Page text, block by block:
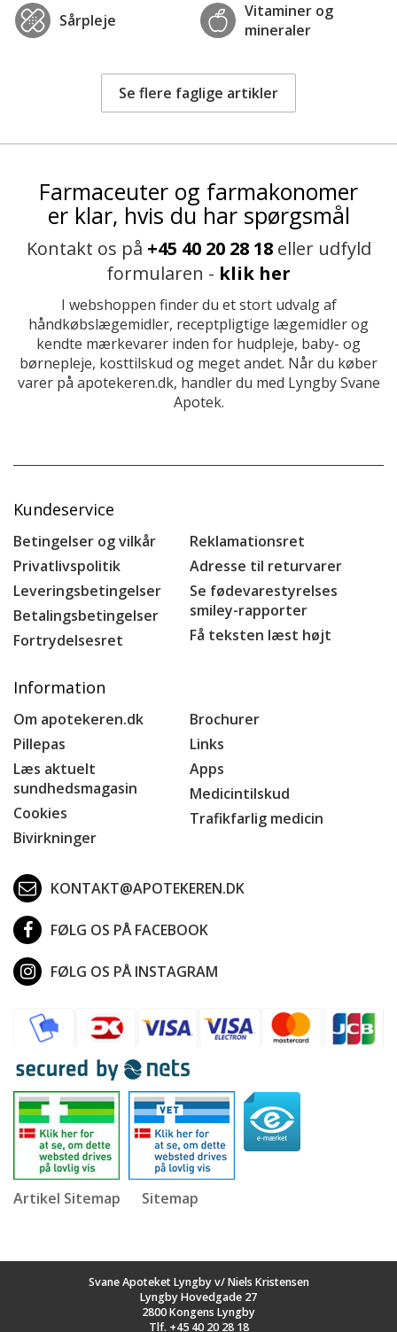
Sårpleje
Vitaminer og
mineraler
Se flere faglige artikler
Farmaceuter og farmakonomer
er klar, hvis du har spørgsmål
Kontakt os på +45 40 20 28 18eller udfyld
formularen - klik her
I webshoppen finder du et stort udvalg af
håndkøbslægemidler, receptpligtige lægemidler og
kendte mærkevarer inden for hudpleje, baby- og
børnepleje, kosttilskud og meget andet. Når du køber
varer på apotekeren.dk, handler du med Lyngby Svane
Apotek.
Kundeservice
Betingelser og vilkår
Privatlivspolitik
Leveringsbetingelser
Betalingsbetingelser
Fortrydelsesret
Reklamationsret
Adresse til returvarer
Se fødevarestyrelses
smiley-rapporter
Få teksten læst højt
Information
Om apotekeren.dk
Pillepas
Læs aktuelt
sundhedsmagasin
Cookies
Bivirkninger
Brochurer
Links
Apps
Medicintilskud
Trafikfarlig medicin
KONTAKT@APOTEKEREN.DK
FØLG OS PÅ FACEBOOK
FØLG OS PÅ INSTAGRAM
Artikel Sitemap Sitemap
Svane Apoteket Lyngby v/ Niels Kristensen
Lyngby Hovedgade 27
2800 Kongens Lyngby
Tlf. +45 40 20 28 18